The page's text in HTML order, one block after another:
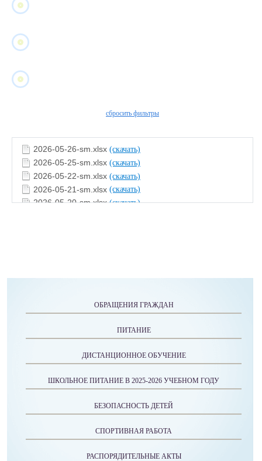
сбросить фильтры
2026-05-26-sm.xlsx (скачать)
2026-05-25-sm.xlsx (скачать)
2026-05-22-sm.xlsx (скачать)
2026-05-21-sm.xlsx (скачать)
2026-05-20-sm.xlsx(скачать)
2026-05-07-sm.xlsx(скачать)
2026-05-05-sm.xlsx(скачать)
ОБРАЩЕНИЯ ГРАЖДАН
ПИТАНИЕ
ДИСТАНЦИОННОЕ ОБУЧЕНИЕ
ШКОЛЬНОЕ ПИТАНИЕ В 2025-2026 УЧЕБНОМ ГОДУ
БЕЗОПАСНОСТЬ ДЕТЕЙ
СПОРТИВНАЯ РАБОТА
РАСПОРЯДИТЕЛЬНЫЕ АКТЫ